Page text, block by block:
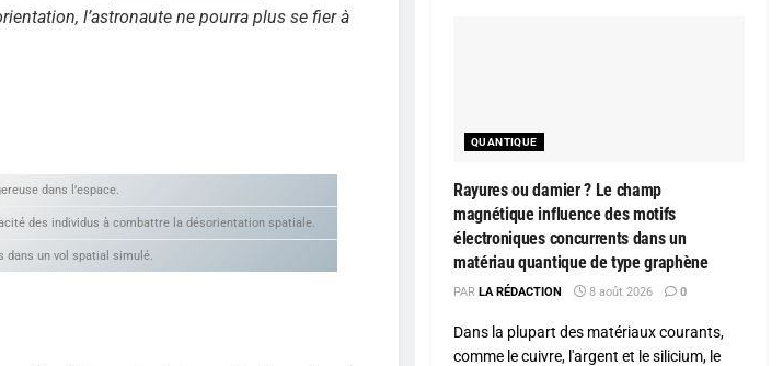
l’astronaute ne pourra plus se fier à
dans l’espace.
des individus à combattre la désorientation spatiale.
un vol spatial simulé.
QUANTIQUE
Rayures ou damier ? Le champ
magnétique influence des motifs
électroniques concurrents dans un
matériau quantique de type graphène
PAR LA RÉDACTION 8 août 2026 0
Dans la plupart des matériaux courants,
comme le cuivre, l'argent et le silicium, le